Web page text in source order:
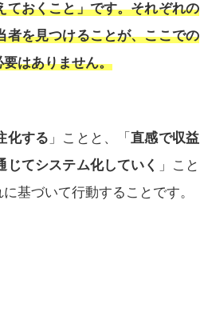
ておくこと」です。それぞれの
者を見つけることが、ここでの
はありません。
化する 」ことと、「直感で収益
てシステム化していく
」こと
基づいて行動することです。